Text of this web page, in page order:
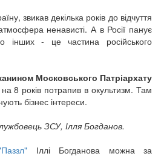
звикав декілька років до відчуття
ненависті. А в Росії панує
інших - це частина російського
Московського Патріархату
8 років потрапив в окультизм. Там
бізнес інтереси.
ЗСУ, Ілля Богданов.
Іллі Богданова можна за